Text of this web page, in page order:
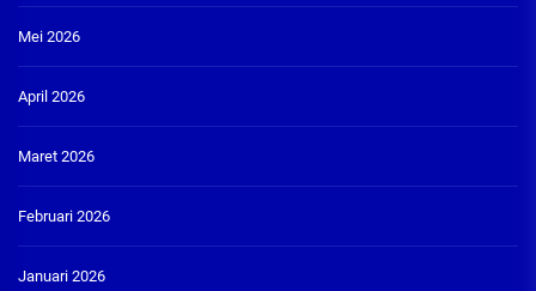
Mei 2026
April 2026
Maret 2026
Februari 2026
Januari 2026